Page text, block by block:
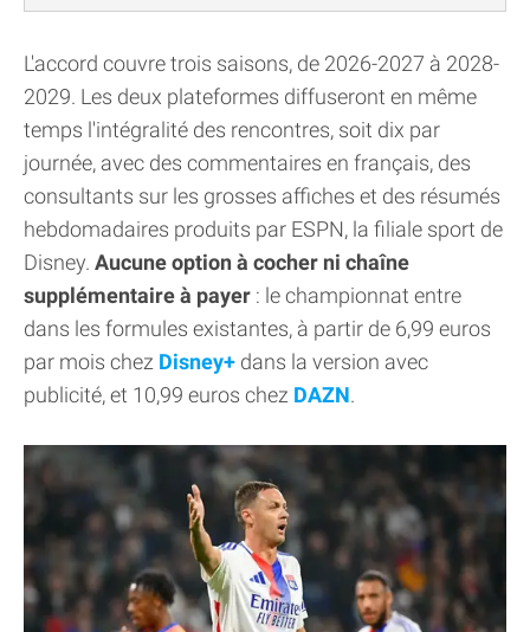
L'accord couvre trois saisons, de 2026-2027 à 2028-
2029. Les deux plateformes diffuseront en même
temps l'intégralité des rencontres, soit dix par
journée, avec des commentaires en français, des
consultants sur les grosses affiches et des résumés
hebdomadaires produits par ESPN, la filiale sport de
Disney. Aucune option à cocher ni chaîne
supplémentaire à payer : le championnat entre
dans les formules existantes, à partir de 6,99 euros
par mois chez Disney+ dans la version avec
publicité, et 10,99 euros chez DAZN.